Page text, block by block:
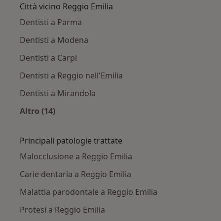
Città vicino Reggio Emilia
Dentisti a Parma
Dentisti a Modena
Dentisti a Carpi
Dentisti a Reggio nell'Emilia
Dentisti a Mirandola
Altro (14)
Principali patologie trattate
Malocclusione a Reggio Emilia
Carie dentaria a Reggio Emilia
Malattia parodontale a Reggio Emilia
Protesi a Reggio Emilia